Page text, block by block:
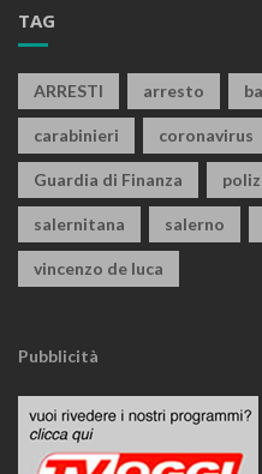
TAG
ARRESTI arresto
carabinieri coronavirus
Guardia di Finanza
salernitana salerno
vincenzo de luca
Pubblicità